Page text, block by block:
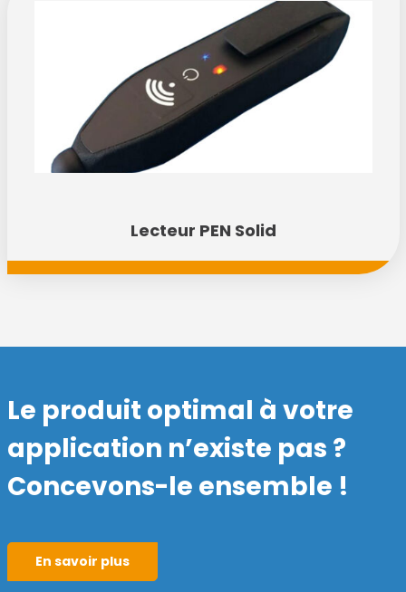
Lecteur PEN Solid
Le produit optimal à votre
application n’existe pas ?
Concevons-le ensemble !
En savoir plus